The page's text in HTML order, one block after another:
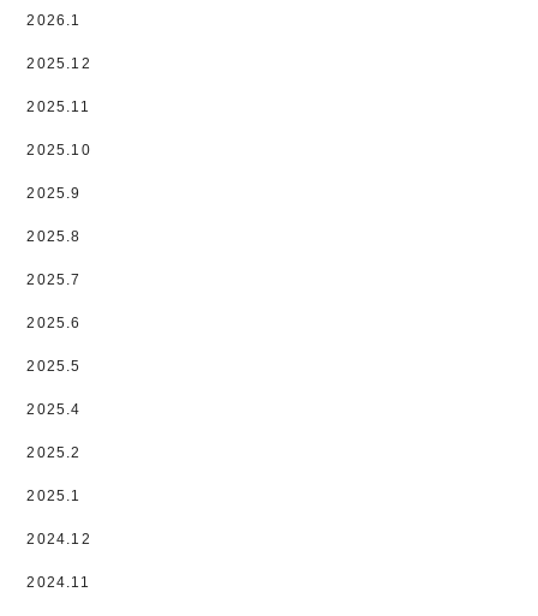
2026.1
2025.12
2025.11
2025.10
2025.9
2025.8
2025.7
2025.6
2025.5
2025.4
2025.2
2025.1
2024.12
2024.11